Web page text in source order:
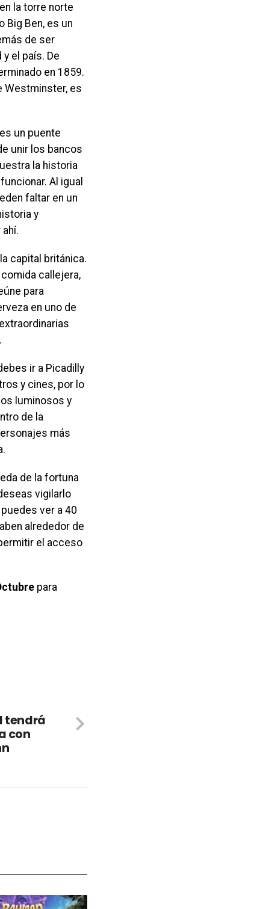
la torre norte
Big Ben, es un
de ser
el país. De
en 1859.
Westminster, es
un puente
unir los bancos
la historia
Al igual
faltar en un
y
capital británica.
callejera,
para
en uno de
ir a Picadilly
y cines, por lo
luminosos y
de la
más
de la fortuna
vigilarlo
ver a 40
alrededor de
el acceso
para
tendrá
con